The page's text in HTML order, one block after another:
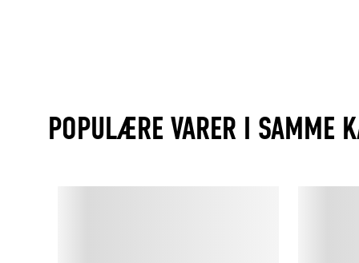
POPULÆRE VARER I SAMME